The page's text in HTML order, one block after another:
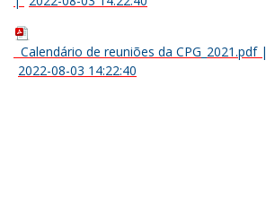
Calendário de reuniões da CPG_2021.pdf|
2022-08-03 14:22:40